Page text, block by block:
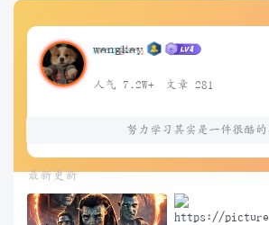
wangkay
人气 7.2W+ 文章 281
努力学习其实是一件很酷的
最新更新